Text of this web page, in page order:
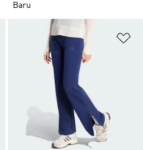
Baru
Tambahkan ke Wishlist